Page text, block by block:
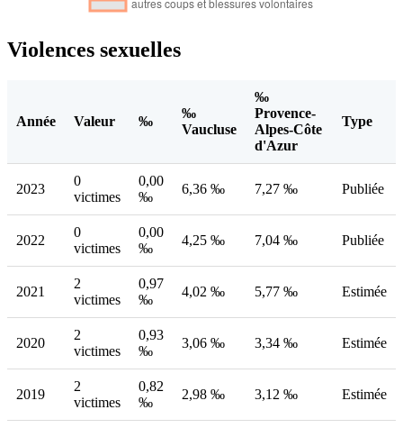
Violences sexuelles
Année Valeur ‰
‰
Vaucluse
‰
Provence-
Alpes-Côte
d'Azur
Type
2023
0
victimes
0,00
‰
6,36 ‰ 7,27 ‰ Publiée
2022
0
victimes
0,00
‰
4,25 ‰ 7,04 ‰ Publiée
2021
2
victimes
0,97
‰
4,02 ‰ 5,77 ‰ Estimée
2020
2
victimes
0,93
‰
3,06 ‰ 3,34 ‰ Estimée
2019
2
victimes
0,82
‰
2,98 ‰ 3,12 ‰ Estimée